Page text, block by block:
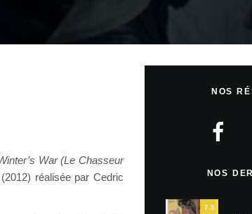
War (Le Chasseur
réalisée par Cedric
NOS
NOS
7.5